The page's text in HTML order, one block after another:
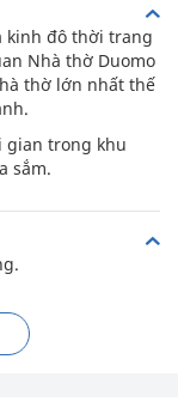
kinh đô thời trang
Nhà thờ Duomo
thờ lớn nhất thế
gian trong khu
sắm.